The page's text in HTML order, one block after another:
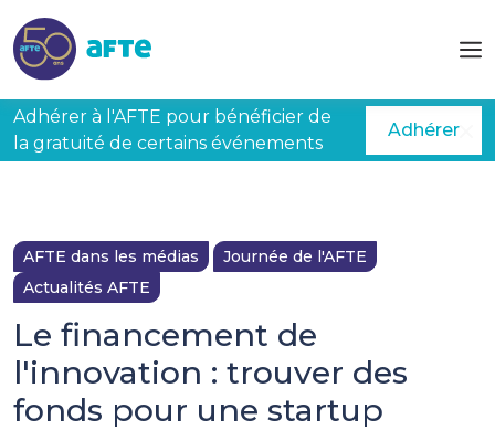
Adhérer à l'AFTE pour bénéficier de
la gratuité de certains événements
Adhérer
AFTE dans les médias
Journée de l'AFTE
Actualités AFTE
Le financement de
l'innovation : trouver des
fonds pour une startup